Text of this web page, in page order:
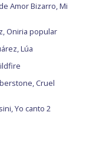
Amor Bizarro, Mi
Oniria popular
Lúa
Cruel
Yo canto 2